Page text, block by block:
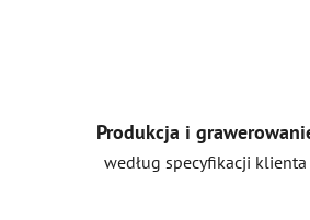
Produkcja i
według specyfikacji klienta